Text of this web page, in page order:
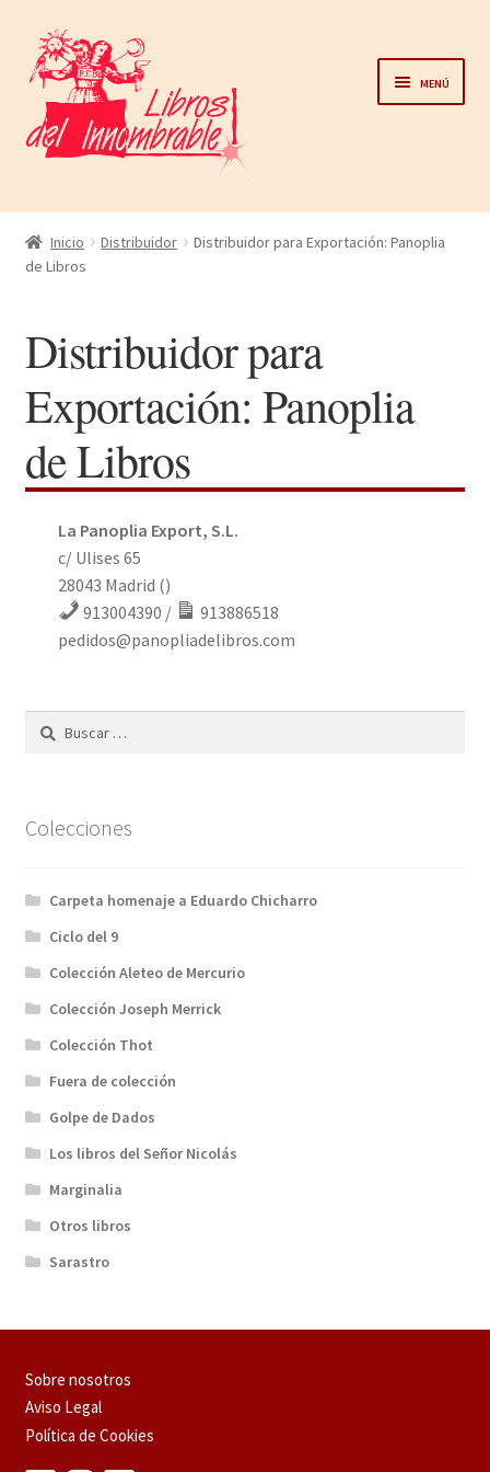
navegación
al
contenido
Menú
Home
Catálogo
Noticias
Autores
Sobre nosotros
Solicitar Pedido
Contacto
Inicio Distribuidor
Distribuidor para Exportación: Panoplia
de Libros
Distribuidor para
Exportación: Panoplia
de Libros
La Panoplia Export, S.L.
c/ Ulises 65
28043 Madrid ()
913004390 /
913886518
pedidos@panopliadelibros.com
Buscar:
Colecciones
Carpeta homenaje a Eduardo Chicharro
Ciclo del 9
Colección Aleteo de Mercurio
Colección Joseph Merrick
Colección Thot
Fuera de colección
Golpe de Dados
Los libros del Señor Nicolás
Marginalia
Otros libros
Sarastro
Sobre nosotros
Aviso Legal
Política de Cookies